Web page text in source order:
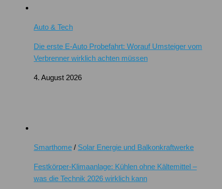
Auto & Tech
Die erste E-Auto Probefahrt: Worauf Umsteiger vom
Verbrenner wirklich achten müssen
4. August 2026
Smarthome / Solar Energie und Balkonkraftwerke
Festkörper-Klimaanlage: Kühlen ohne Kältemittel –
was die Technik 2026 wirklich kann